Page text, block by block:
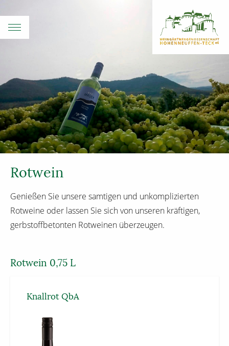
Rotwein
Genießen Sie unsere samtigen und unkomplizierten
Rotweine oder lassen Sie sich von unseren kräftigen,
gerbstoffbetonten Rotweinen überzeugen.
Rotwein 0,75 L
Knallrot QbA